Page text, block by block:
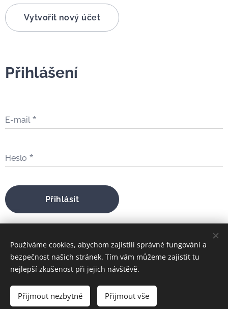
Vytvořit nový účet
Přihlášení
E-mail
Heslo
Přihlásit
bratrfilip@gmail.com
FILIP MARIA ŠTOJDL
Používáme cookies, abychom zajistili správné fungování a
bezpečnost našich stránek. Tím vám můžeme zajistit tu
nejlepší zkušenost při jejich návštěvě.
Přijmout nezbytné Přijmout vše